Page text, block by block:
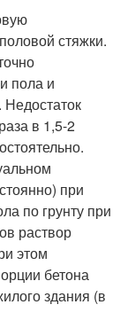
стяжки.
пола и
в 1,5-2
при
по грунту при
раствор
этом
бетона
здания (в